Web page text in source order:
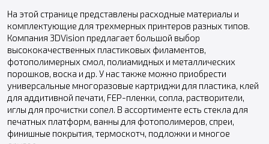
На этой странице представлены расходные материалы и
комплектующие для трехмерных принтеров разных типов.
Компания 3DVision предлагает большой выбор
высококачественных пластиковых филаментов,
фотополимерных смол, полиамидных и металлических
порошков, воска и др. У нас также можно приобрести
универсальные многоразовые картриджи для пластика, клей
для аддитивной печати, FEP-пленки, сопла, растворители,
иглы для прочистки сопел. В ассортименте есть стекла для
печатных платформ, ванны для фотополимеров, спреи,
финишные покрытия, термоскотч, подложки и многое